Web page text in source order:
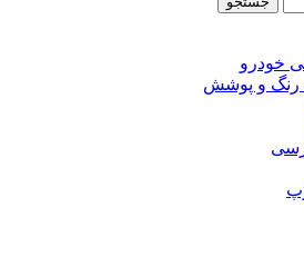
خودرو
و پوشش